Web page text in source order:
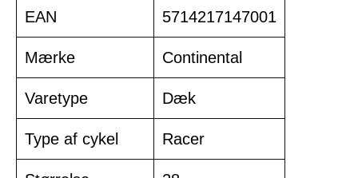
EAN 5714217147001
Mærke Continental
Varetype Dæk
Type af cykel Racer